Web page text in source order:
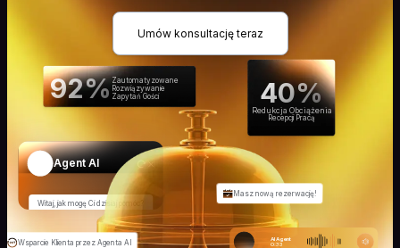
Umów konsultację teraz
92%Zautomatyzowane
Rozwiązywanie
Zapytań Gości
40%
Redukcja Obciążenia
Recepcji Pracą
Wsparcie Klienta przez Agenta AI
Masz nową rezerwację!
Agent AI
Witaj, jak mogę Ci dzisiaj pomóc?
AI Agent
0:33